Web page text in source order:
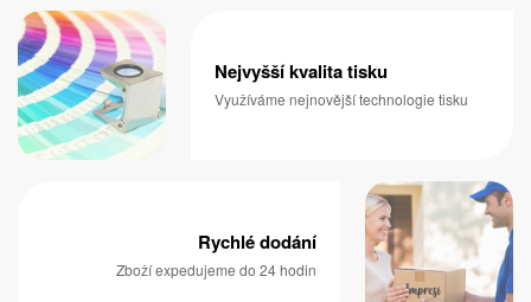
Nejvyšší kvalita tisku
Využíváme nejnovější technologie tisku
Rychlé dodání
Zboží expedujeme do 24 hodin